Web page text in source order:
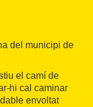
del municipi de
el camí de
hi cal caminar
envoltat